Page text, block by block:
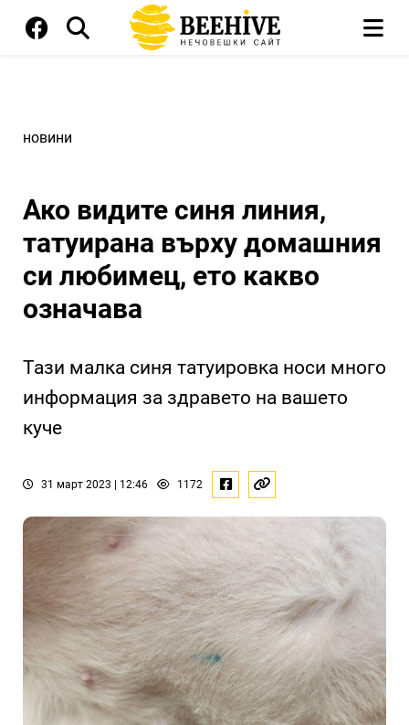
новини
Ако видите синя линия,
татуирана върху домашния
си любимец, ето какво
означава
Тази малка синя татуировка носи много
информация за здравето на вашето
куче
31 март 2023 | 12:46 1172